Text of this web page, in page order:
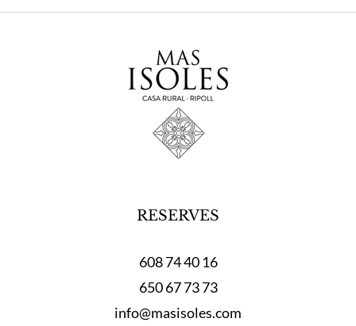
RESERVES
608 74 40 16
650 67 73 73
info@masisoles.com